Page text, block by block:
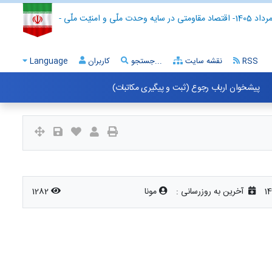
- اقتصاد مقاومتی در سایه وحدت ملّی و امنیّت ملّی -
Language کاربران جستجو... نقشه سایت RSS
پیشخوان ارباب رجوع (ثبت و پیگیری مکاتبات)
آخرین به روزرسانی : مونا 1282